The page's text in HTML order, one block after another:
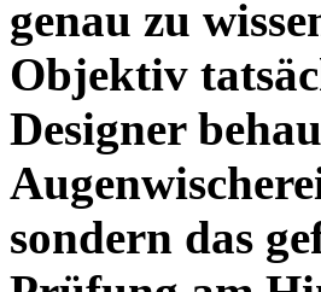
genau zu
Objektiv
Designer
sondern das